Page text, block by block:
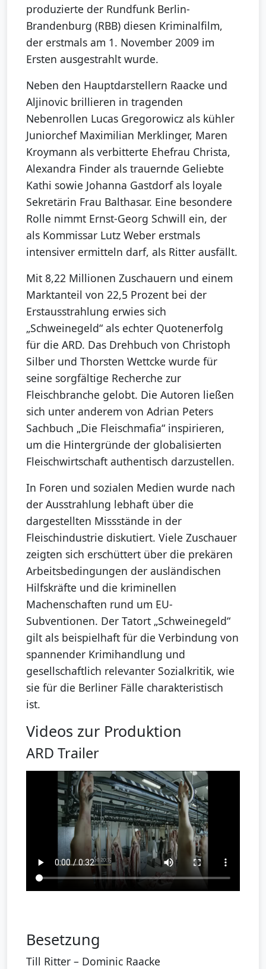
produzierte der Rundfunk Berlin-
Brandenburg (RBB) diesen Kriminalfilm,
der erstmals am 1. November 2009 im
Ersten ausgestrahlt wurde.
Neben den Hauptdarstellern Raacke und
Aljinovic brillieren in tragenden
Nebenrollen Lucas Gregorowicz als kühler
Juniorchef Maximilian Merklinger, Maren
Kroymann als verbitterte Ehefrau Christa,
Alexandra Finder als trauernde Geliebte
Kathi sowie Johanna Gastdorf als loyale
Sekretärin Frau Balthasar. Eine besondere
Rolle nimmt Ernst-Georg Schwill ein, der
als Kommissar Lutz Weber erstmals
intensiver ermitteln darf, als Ritter ausfällt.
Mit 8,22 Millionen Zuschauern und einem
Marktanteil von 22,5 Prozent bei der
Erstausstrahlung erwies sich
„Schweinegeld“ als echter Quotenerfolg
für die ARD. Das Drehbuch von Christoph
Silber und Thorsten Wettcke wurde für
seine sorgfältige Recherche zur
Fleischbranche gelobt. Die Autoren ließen
sich unter anderem von Adrian Peters
Sachbuch „Die Fleischmafia“ inspirieren,
um die Hintergründe der globalisierten
Fleischwirtschaft authentisch darzustellen.
In Foren und sozialen Medien wurde nach
der Ausstrahlung lebhaft über die
dargestellten Missstände in der
Fleischindustrie diskutiert. Viele Zuschauer
zeigten sich erschüttert über die prekären
Arbeitsbedingungen der ausländischen
Hilfskräfte und die kriminellen
Machenschaften rund um EU-
Subventionen. Der Tatort „Schweinegeld“
gilt als beispielhaft für die Verbindung von
spannender Krimihandlung und
gesellschaftlich relevanter Sozialkritik, wie
sie für die Berliner Fälle charakteristisch
ist.
Videos zur Produktion
ARD Trailer
Besetzung
Till Ritter – Dominic Raacke